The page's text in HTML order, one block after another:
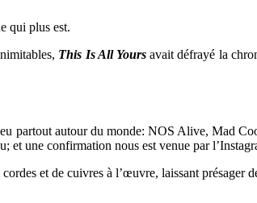
qui plus est.
This Is All Yoursavait défrayé la
partout autour du monde: NOS Alive, Mad
et une confirmation nous est venue par
et de cuivres à l’œuvre, laissant présager